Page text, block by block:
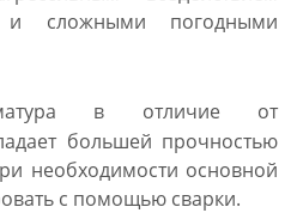
сложными погодными
в отличие от
большей прочностью
необходимости основной
с помощью сварки.